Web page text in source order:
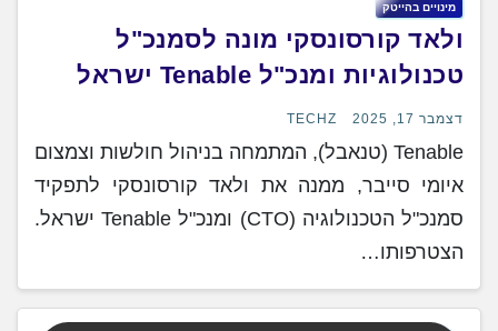
מינויים בהייטק
ולאד קורסונסקי מונה לסמנכ"ל
טכנולוגיות ומנכ"ל Tenable ישראל
דצמבר 17, 2025 TECHZ
Tenable (טנאבל), המתמחה בניהול חולשות וצמצום
איומי סייבר, ממנה את ולאד קורסונסקי לתפקיד
סמנכ"ל הטכנולוגיה (CTO) ומנכ"ל Tenable ישראל.
הצטרפותו…